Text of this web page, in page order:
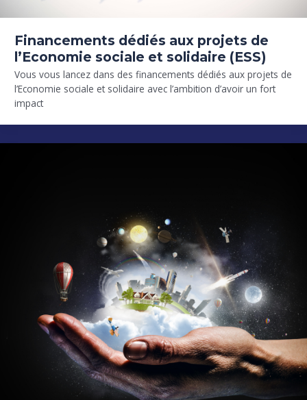
Financements dédiés aux projets de
l’Economie sociale et solidaire (ESS)
Vous vous lancez dans des financements dédiés aux projets de
l’Economie sociale et solidaire avec l’ambition d’avoir un fort
impact